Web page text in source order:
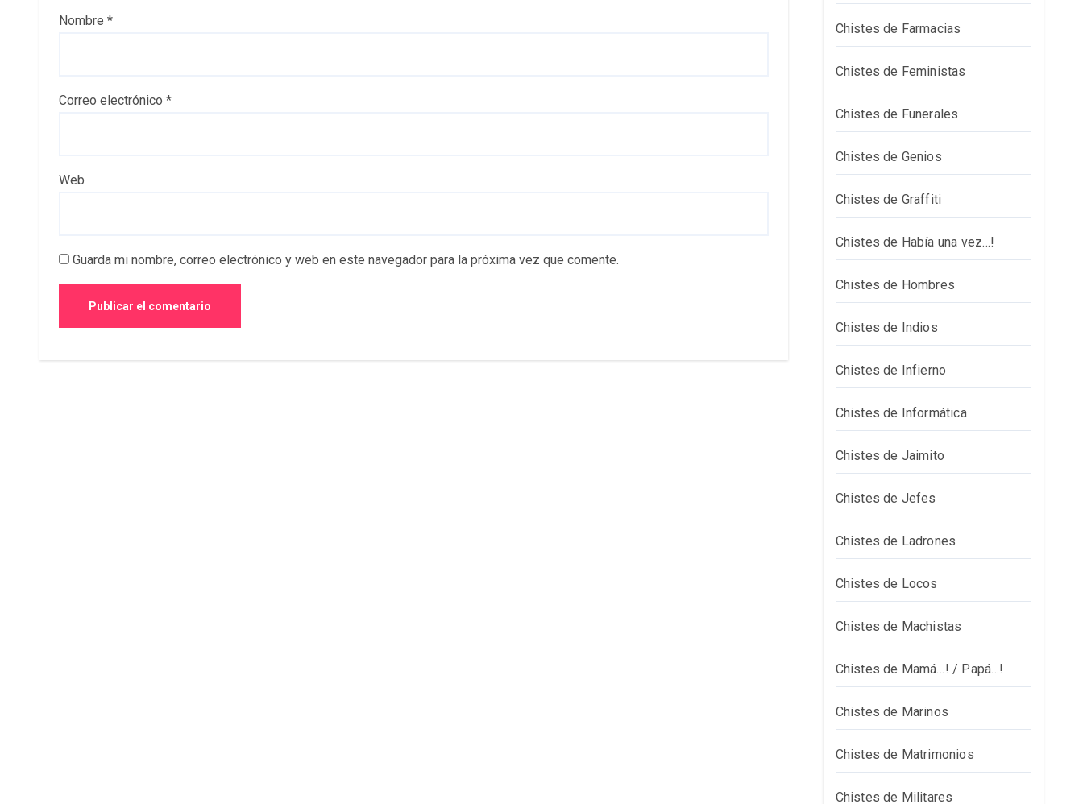
Nombre *
Correo electrónico *
Web
Guarda mi nombre, correo electrónico y web en este navegador para la próxima vez que comente.
Chistes de Farmacias
Chistes de Feministas
Chistes de Funerales
Chistes de Genios
Chistes de Graffiti
Chistes de Había una vez…!
Chistes de Hombres
Chistes de Indios
Chistes de Infierno
Chistes de Informática
Chistes de Jaimito
Chistes de Jefes
Chistes de Ladrones
Chistes de Locos
Chistes de Machistas
Chistes de Mamá…! / Papá…!
Chistes de Marinos
Chistes de Matrimonios
Chistes de Militares